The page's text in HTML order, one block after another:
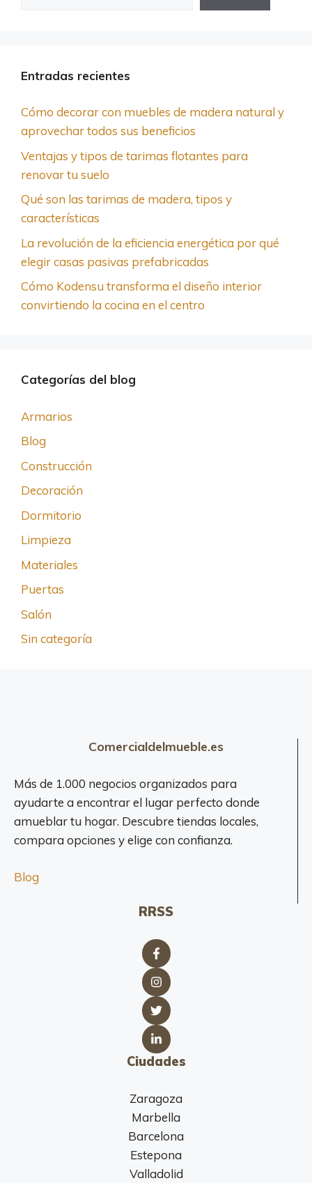
Entradas recientes
Cómo decorar con muebles de madera natural y
aprovechar todos sus beneficios
Ventajas y tipos de tarimas flotantes para
renovar tu suelo
Qué son las tarimas de madera, tipos y
características
La revolución de la eficiencia energética por qué
elegir casas pasivas prefabricadas
Cómo Kodensu transforma el diseño interior
convirtiendo la cocina en el centro
Categorías del blog
Armarios
Blog
Construcción
Decoración
Dormitorio
Limpieza
Materiales
Puertas
Salón
Sin categoría
Comercialdelmueble.es
Más de 1.000 negocios organizados para
ayudarte a encontrar el lugar perfecto donde
amueblar tu hogar. Descubre tiendas locales,
compara opciones y elige con confianza.
Blog
RRSS
Ciudades
Zaragoza
Marbella
Barcelona
Estepona
Valladolid